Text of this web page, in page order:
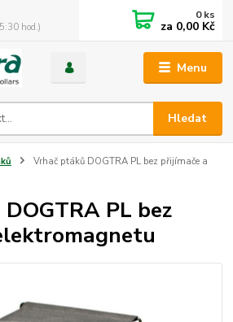
Menu
Hledat
hod.)
0ks
za 0,00 Kč
Vrhač ptáků DOGTRA PL bez přijímače a
PL bez